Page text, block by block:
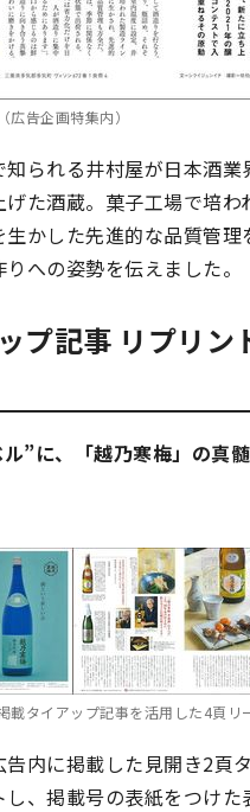
告企画特集内）
知られる井村屋が日本酒業
た酒蔵。菓子工場で培わ
かした先進的な品質管理
への姿勢を伝えました。
プ記事 リプリン
”に、「越乃寒梅」の真
タイアップ記事を活用した4頁リ
告内に掲載した見開き2頁
、掲載号の表紙をつけた